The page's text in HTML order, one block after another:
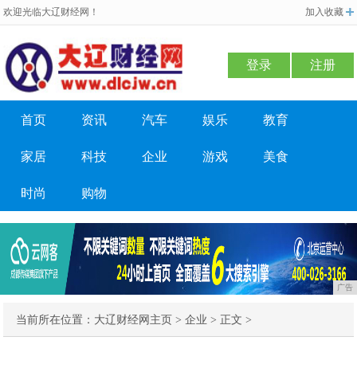
欢迎光临大辽财经网！ 加入收藏
登录 注册
首页 资讯 汽车 娱乐 教育
家居 科技 企业 游戏 美食
时尚 购物
广告
当前所在位置： 大辽财经网主页 >企业 > 正文 >